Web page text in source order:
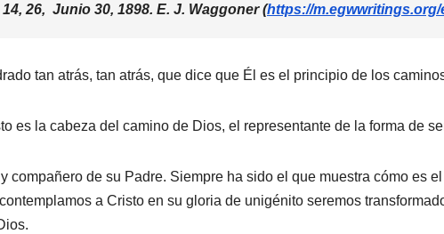
14, 26, Junio 30, 1898. E. J. Waggoner (https://m.egwwritings.org/
tan atrás, tan atrás, que dice que Él es el principio de los
es la cabeza del camino de Dios, el representante de la forma de
compañero de su Padre. Siempre ha sido el que muestra cómo es
a Cristo en su gloria de unigénito seremos